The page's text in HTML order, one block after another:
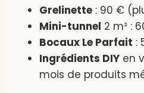
Grelinette : 90 €
Mini-tunnel 2 m² :
Bocaux Le Parfait :
Ingrédients DIY en
mois de produits